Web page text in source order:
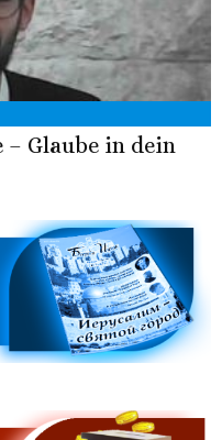
Glaube in dein